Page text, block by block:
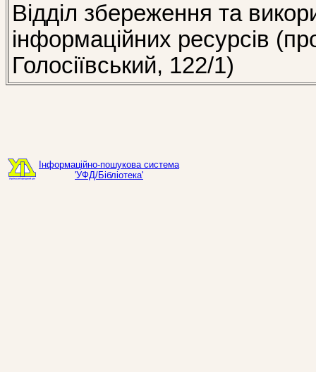
Відділ збереження та
інформаційних ресурсів
Голосіївський, 122/1)
Інформаційно-пошукова система
'УФД/Бібліотека'